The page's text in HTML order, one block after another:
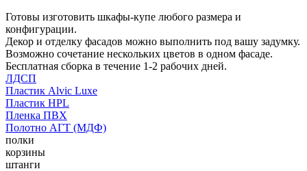
Готовы изготовить шкафы-купе любого размера и
конфигурации.
Декор и отделку фасадов можно выполнить под вашу задумку.
Возможно сочетание нескольких цветов в одном фасаде.
Бесплатная сборка в течение 1-2 рабочих дней.
ЛДСП
Пластик Alvic Luxe
Пластик HPL
Пленка ПВХ
Полотно АГТ (МДФ)
полки
корзины
штанги